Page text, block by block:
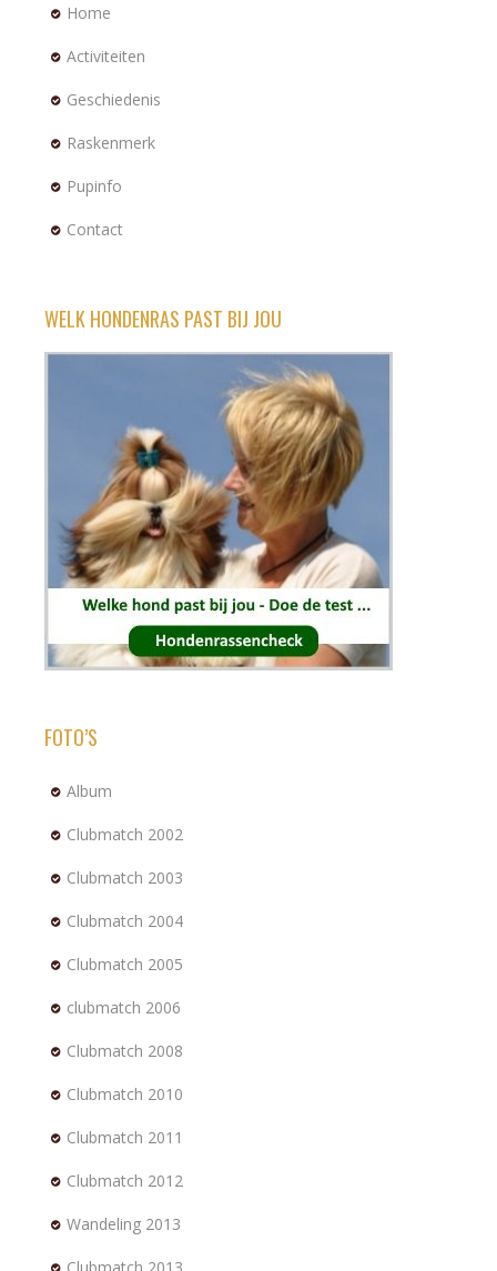
Home
Activiteiten
Geschiedenis
Raskenmerk
Pupinfo
Contact
WELK HONDENRAS PAST BIJ JOU
FOTO’S
Album
Clubmatch 2002
Clubmatch 2003
Clubmatch 2004
Clubmatch 2005
clubmatch 2006
Clubmatch 2008
Clubmatch 2010
Clubmatch 2011
Clubmatch 2012
Wandeling 2013
Clubmatch 2013